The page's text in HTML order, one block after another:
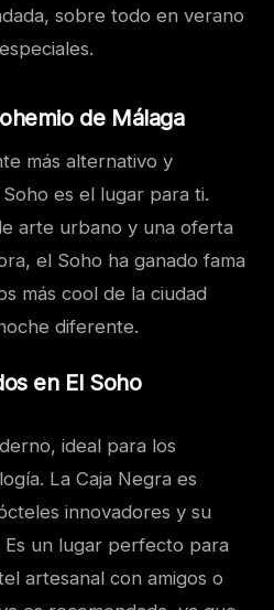
sobre todo en verano
de Málaga
más alternativo y
es el lugar para ti.
arte urbano y una oferta
el Soho ha ganado fama
más cool de la ciudad
diferente.
en El Soho
ideal para los
La Caja Negra es
innovadores y su
un lugar perfecto para
artesanal con amigos o